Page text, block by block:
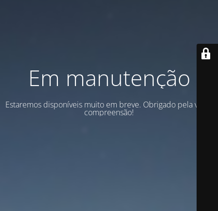
Em manutenção
Estaremos disponíveis muito em breve. Obrigado pela vossa
compreensão!